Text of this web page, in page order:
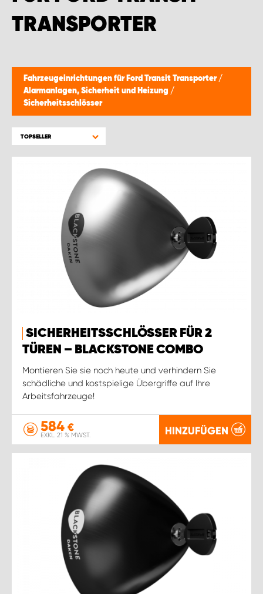
TRANSPORTER
Fahrzeugeinrichtungen für Ford Transit Transporter /
Alarmanlagen, Sicherheit und Heizung /
Sicherheitsschlösser
TOPSELLER
SICHERHEITSSCHLÖSSER FÜR 2
TÜREN – BLACKSTONE COMBO
Montieren Sie sie noch heute und verhindern Sie
schädliche und kostspielige Übergriffe auf Ihre
Arbeitsfahrzeuge!
584 €
EXKL. 21 % MWST. HINZUFÜGEN
WORK SYSTEM BRÜSSEL
WORK SYSTEM NAMEN
WORK SYSTEM WORK SYSTEM BRÜGGE